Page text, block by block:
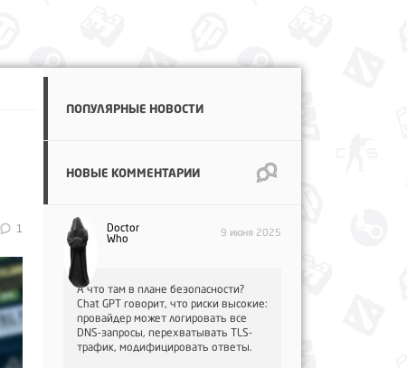
1
ПОПУЛЯРНЫЕ НОВОСТИ
НОВЫЕ КОММЕНТАРИИ
Doctor
Who
9 июня 2025
А что там в плане безопасности?
Chat GPT говорит, что риски высокие:
провайдер может логировать все
DNS-запросы, перехватывать TLS-
трафик, модифицировать ответы.